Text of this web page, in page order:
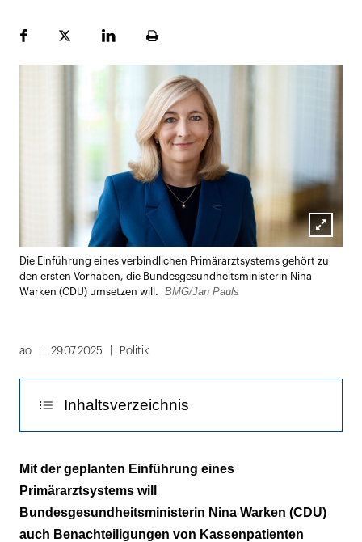
FacebookPlattformLinekdInSeite
Lightbox
öffnen
Die Einführung eines verbindlichen Primärarztsystems gehört zu
den ersten Vorhaben, die Bundesgesundheitsministerin Nina
Warken (CDU) umsetzen will.
BMG/Jan Pauls
ao 29.07.2025 Politik
Inhaltsverzeichnis
Die Praxisgebühr soll nicht wiederkommen
Verbraucherschützer bevorzugen Ausbau
der 116117
Mit der geplanten Einführung eines
Primärarztsystems will
Bundesgesundheitsministerin Nina Warken (CDU)
auch Benachteiligungen von Kassenpatienten